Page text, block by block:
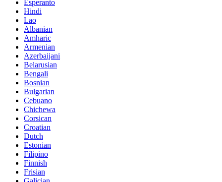
Esperanto
Hindi
Lao
Albanian
Amharic
Armenian
Azerbaijani
Belarusian
Bengali
Bosnian
Bulgarian
Cebuano
Chichewa
Corsican
Croatian
Dutch
Estonian
Filipino
Finnish
Frisian